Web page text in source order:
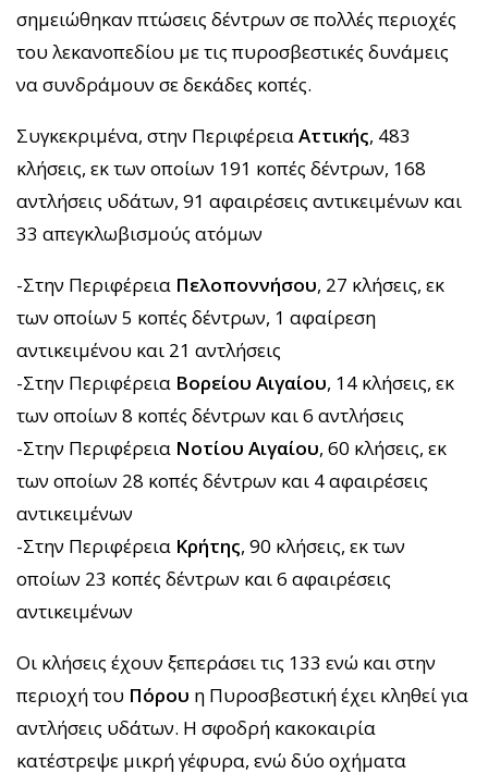
σημειώθηκαν πτώσεις δέντρων σε πολλές περιοχές
του λεκανοπεδίου με τις πυροσβεστικές δυνάμεις
να συνδράμουν σε δεκάδες κοπές.
Συγκεκριμένα, στην ΠεριφέρειαΑττικής, 483
κλήσεις, εκ των οποίων 191 κοπές δέντρων, 168
αντλήσεις υδάτων, 91 αφαιρέσεις αντικειμένων και
33 απεγκλωβισμούς ατόμων
-Στην Περιφέρεια Πελοποννήσου, 27 κλήσεις, εκ
των οποίων 5 κοπές δέντρων, 1 αφαίρεση
αντικειμένου και 21 αντλήσεις
-Στην Περιφέρεια Βορείου Αιγαίου, 14 κλήσεις, εκ
των οποίων 8 κοπές δέντρων και 6 αντλήσεις
-Στην Περιφέρεια Νοτίου Αιγαίου, 60 κλήσεις, εκ
των οποίων 28 κοπές δέντρων και 4 αφαιρέσεις
αντικειμένων
-Στην Περιφέρεια Κρήτης, 90 κλήσεις, εκ των
οποίων 23 κοπές δέντρων και 6 αφαιρέσεις
αντικειμένων
Οι κλήσεις έχουν ξεπεράσει τις 133 ενώ και στην
περιοχή του Πόρου η Πυροσβεστική έχει κληθεί για
αντλήσεις υδάτων. Η σφοδρή κακοκαιρία
κατέστρεψε μικρή γέφυρα, ενώ δύο οχήματα